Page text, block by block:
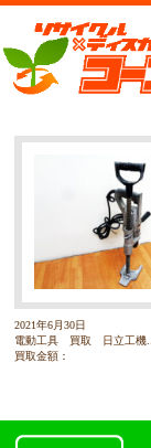
2021年6月30日
電動工具 買取 日立工機...
買取金額：